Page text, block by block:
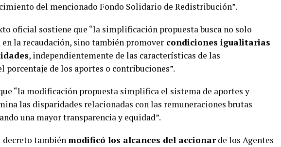
del mencionado Fondo Solidario de Redistribución”.
oficial sostiene que “la simplificación propuesta busca no solo
la recaudación, sino también promover condiciones igualitarias
, independientemente de las características de las
porcentaje de los aportes o contribuciones”.
“la modificación propuesta simplifica el sistema de aportes y
las disparidades relacionadas con las remuneraciones brutas
una mayor transparencia y equidad”.
tambiénmodificó los alcances del accionarde los Agentes